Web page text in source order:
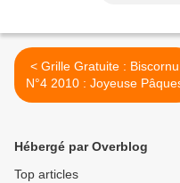
< Grille Gratuite : Biscornu
N°4 2010 : Joyeuse
Hébergé par Overblog
Top articles